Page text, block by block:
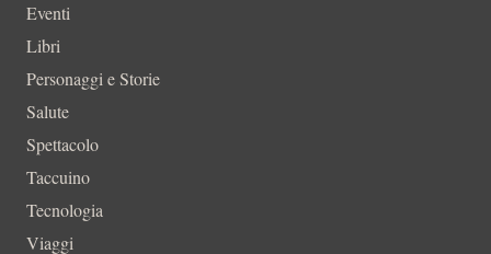
Eventi
Libri
Personaggi e Storie
Salute
Spettacolo
Taccuino
Tecnologia
Viaggi